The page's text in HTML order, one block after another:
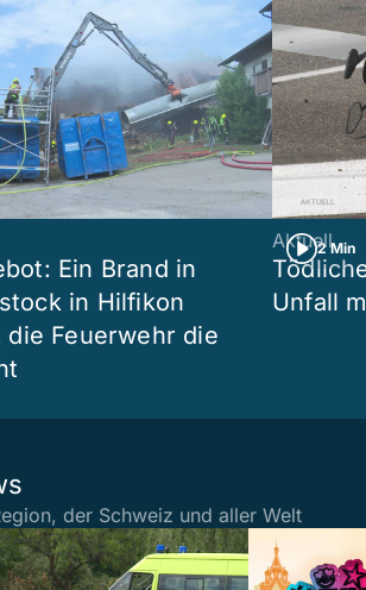
Ein Brand in
in Hilfikon
die Feuerwehr die
2 Min
Aktuell
Unfall
der Schweiz und aller Welt